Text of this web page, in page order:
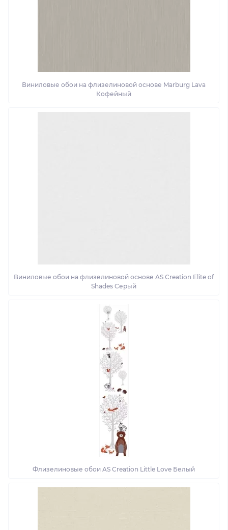
Виниловые обои на флизелиновой основе Marburg Lava
Кофейный
Виниловые обои на флизелиновой основе AS Creation Elite of
Shades Серый
Флизелиновые обои AS Creation Little Love Белый